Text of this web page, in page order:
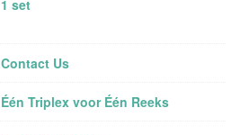
1 set
Contact Us
Één Triplex voor Één Reeks